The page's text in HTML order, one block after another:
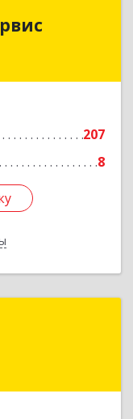
207
8
Сервис
Металлистов
г, Смышляева